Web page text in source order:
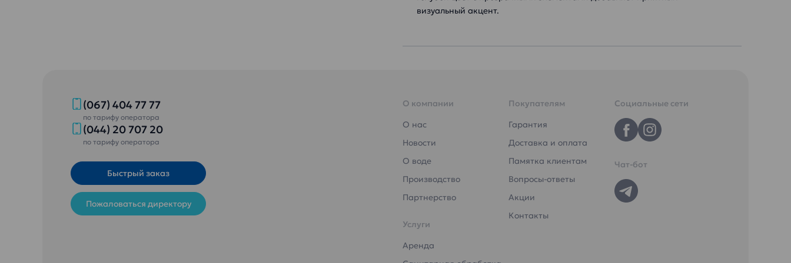
визуальный акцент.
(067) 404 77 77
по тарифу оператора
(044) 20 707 20
по тарифу оператора
Быстрый заказ
Пожаловаться директору
О компании
О нас
Новости
О воде
Производство
Партнерство
Услуги
Аренда
Покупателям
Гарантия
Доставка и оплата
Памятка клиентам
Вопросы-ответы
Акции
Контакты
Социальные сети
Чат-бот